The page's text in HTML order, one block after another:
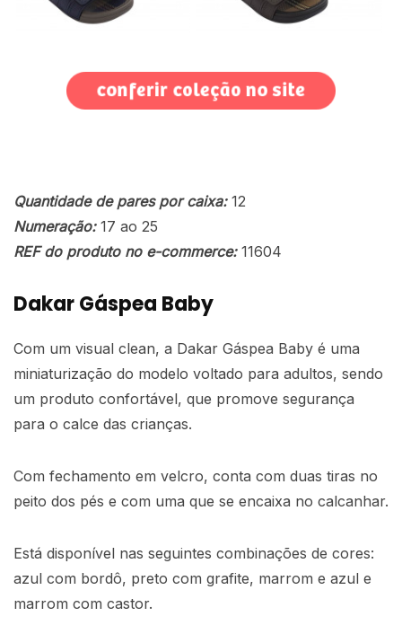
Quantidade de pares por caixa: 12
Numeração: 17 ao 25
REF do produto no e-commerce: 11604
Dakar Gáspea Baby
Com um visual clean, a Dakar Gáspea Baby é uma
miniaturização do modelo voltado para adultos, sendo
um produto confortável, que promove segurança
para o calce das crianças.
Com fechamento em velcro, conta com duas tiras no
peito dos pés e com uma que se encaixa no calcanhar.
Está disponível nas seguintes combinações de cores:
azul com bordô, preto com grafite, marrom e azul e
marrom com castor.